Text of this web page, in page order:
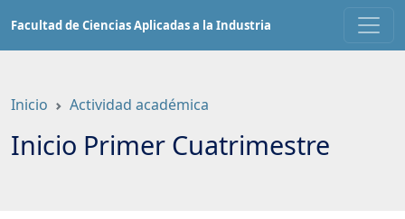
contenido
Facultad de Ciencias Aplicadas a la Industria
Inicio Actividad académica
Inicio Primer Cuatrimestre